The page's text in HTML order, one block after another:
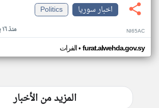
اخبار سوريا
Politics
منذ ١٦ يوم NI65AC
الفرات• furat.alwehda.gov.sy
المزيد من الأخبار